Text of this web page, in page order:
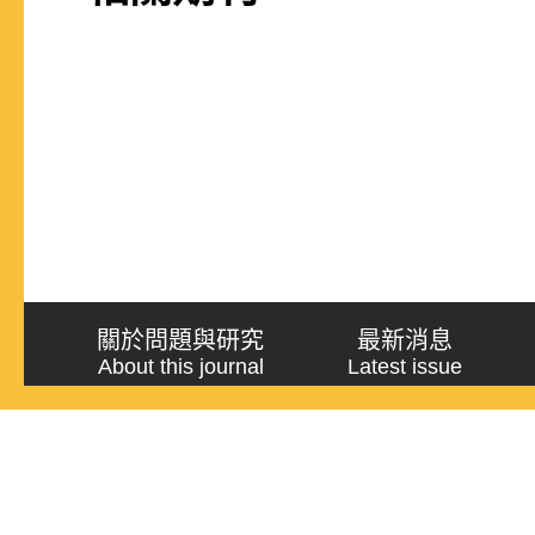
關於問題與研究
About this journal
最新消息
Latest issue